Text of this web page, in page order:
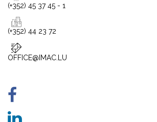
(+352) 45 37 45 - 1
(+352) 44 23 72
OFFICE@IMAC.LU